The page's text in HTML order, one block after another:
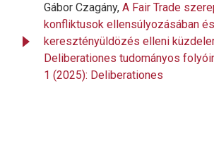
Gábor Czagány, A Fair Trade
konfliktusok ellensúlyozásában
keresztényüldözés elleni
Deliberationes tudományos
1 (2025): Deliberationes